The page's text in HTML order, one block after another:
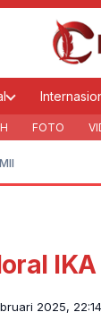
FOTO
IKA
2025,